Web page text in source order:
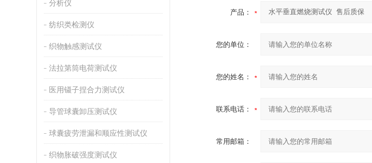
分析仪
纺织类检测仪
织物触感测试仪
法拉第筒电荷测试仪
医用镊子捏合力测试仪
导管球囊卸压测试仪
球囊疲劳泄漏和顺应性测试仪
织物胀破强度测试仪
产品：
您的单位：
您的姓名：
联系电话：
常用邮箱：